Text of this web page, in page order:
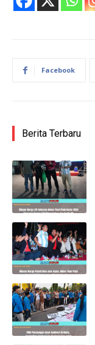
Facebook
Berita Terbaru